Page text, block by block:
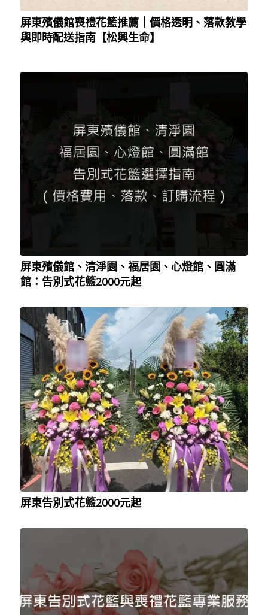
屏東殯儀館喪禮花籃推薦｜價格透明、落款教學
與即時配送指南【松興生命】
屏東殯儀館、清淨園、福居園、心燈館、圓滿
館：告別式花籃2000元起
屏東告別式花籃2000元起